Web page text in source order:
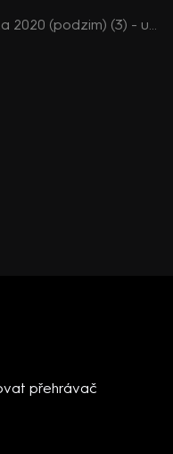
Prima Partička 2020 (podzim) (3) - upoutávka
přehrávač